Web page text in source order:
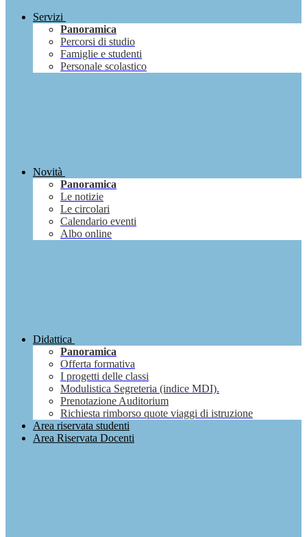
Servizi
Panoramica
Percorsi di studio
Famiglie e studenti
Personale scolastico
Novità
Panoramica
Le notizie
Le circolari
Calendario eventi
Albo online
Didattica
Panoramica
Offerta formativa
I progetti delle classi
Modulistica Segreteria (indice MDI).
Prenotazione Auditorium
Richiesta rimborso quote viaggi di istruzione
Area riservata studenti
Area Riservata Docenti